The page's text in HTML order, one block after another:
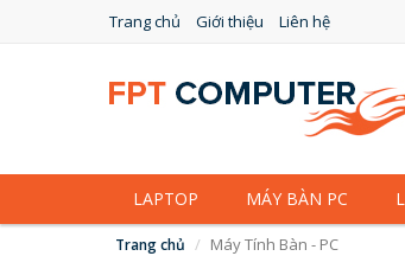
Trang chủ Giới thiệu Liên hệ
LAPTOP MÁY BÀN PC
Trang chủ Máy Tính Bàn - PC